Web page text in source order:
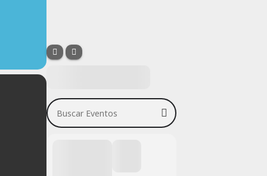
Buscar Eventos